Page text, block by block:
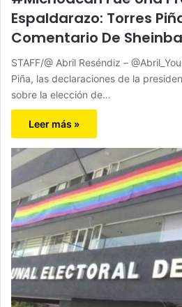
Espaldarazo: Torres
Comentario De
STAFF/@ Abril Reséndiz –
Piña, las declaraciones de la
sobre la elección de…
Leer más »